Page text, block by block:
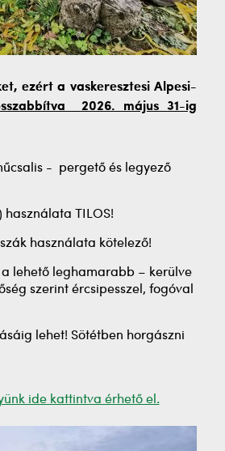
ezért a vaskeresztesi Alpesi-
2026. május 31-ig
- pergető és legyező
TILOS!
használata kötelező!
lehető leghamarabb – kerülve
szerint ércsipesszel, fogóval
lehet! Sötétben horgászni
ide kattintva érhető el.